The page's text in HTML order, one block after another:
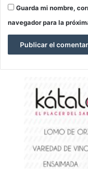
Guarda mi nombre,
navegador para la